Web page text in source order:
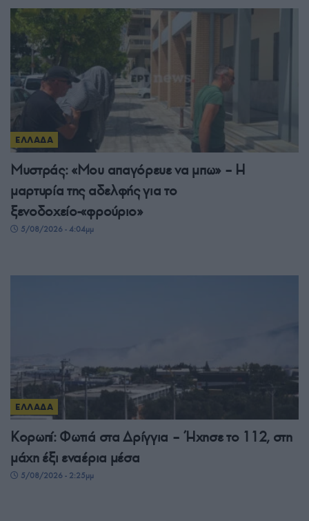
ΕΛΛΑΔΑ
Μυστράς: «Μου απαγόρευε να μπω» – Η
μαρτυρία της αδελφής για το
ξενοδοχείο-«φρούριο»
5/08/2026 - 4:04μμ
ΕΛΛΑΔΑ
Κορωπί: Φωτιά στα Δρίγγια – Ήχησε το 112, στη
μάχη έξι εναέρια μέσα
5/08/2026 - 2:25μμ